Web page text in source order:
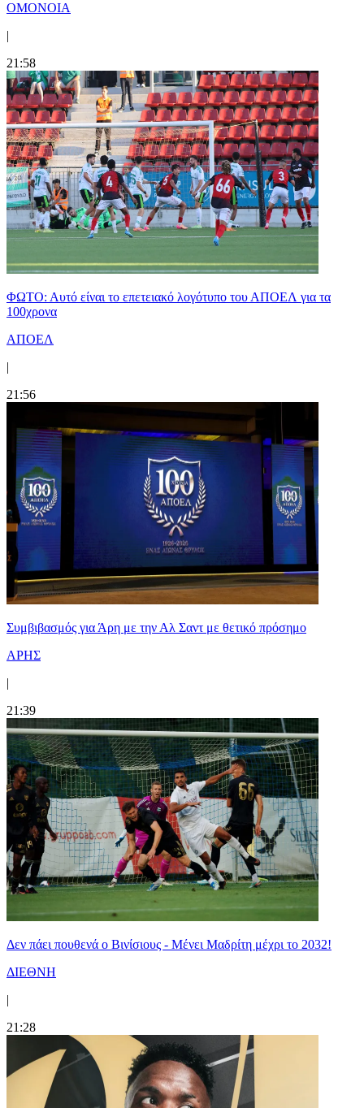
ΟΜΟΝΟΙΑ
|
21:58
ΦΩΤΟ: Αυτό είναι το επετειακό λογότυπο του ΑΠΟΕΛ για τα
100χρονα
ΑΠΟΕΛ
|
21:56
Συμβιβασμός για Άρη με την Αλ Σαντ με θετικό πρόσημο
ΑΡΗΣ
|
21:39
Δεν πάει πουθενά ο Βινίσιους - Μένει Μαδρίτη μέχρι το 2032!
ΔΙΕΘΝΗ
|
21:28